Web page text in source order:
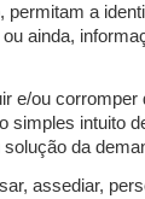
permitam a
ainda,
e/ou corromper
simples intuito
solução da
assediar,